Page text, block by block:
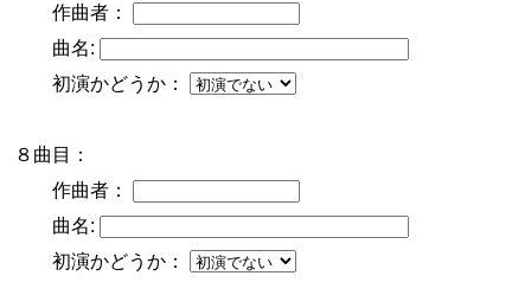
作曲者：
曲名:
初演かどうか：
８曲目：
作曲者：
曲名:
初演かどうか：